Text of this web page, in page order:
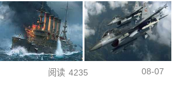
阅读 4235 08-07